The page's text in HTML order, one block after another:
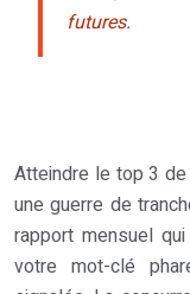
futures.
Atteindre le top 3
une guerre de
rapport mensuel
votre mot-clé